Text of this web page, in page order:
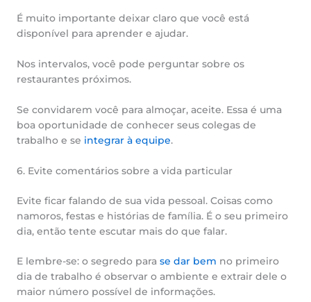
É muito importante deixar claro que você está
disponível para aprender e ajudar.
Nos intervalos, você pode perguntar sobre os
restaurantes próximos.
Se convidarem você para almoçar, aceite. Essa é uma
boa oportunidade de conhecer seus colegas de
trabalho e se integrar à equipe.
6. Evite comentários sobre a vida particular
Evite ficar falando de sua vida pessoal. Coisas como
namoros, festas e histórias de família. É o seu primeiro
dia, então tente escutar mais do que falar.
E lembre-se: o segredo para se dar bem no primeiro
dia de trabalho é observar o ambiente e extrair dele o
maior número possível de informações.